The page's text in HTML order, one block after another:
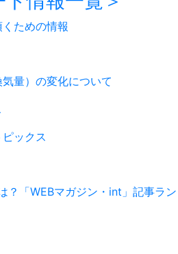
ための情報
量）の変化について
ックス
？「WEBマガジン・int」記事ラン